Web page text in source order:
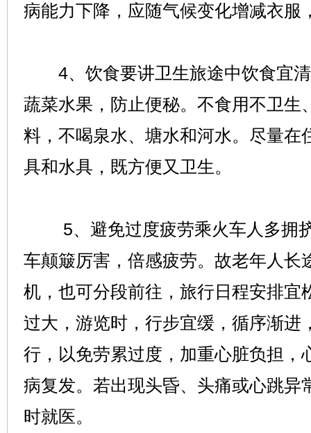
病能力下降，应随气候变化增减衣服
4、饮食要讲卫生旅途中饮食宜清
蔬菜水果，防止便秘。不食用不卫生
料，不喝泉水、塘水和河水。尽量在
具和水具，既方便又卫生。
5、避免过度疲劳乘火车人多拥
车颠簸厉害，倍感疲劳。故老年人长
机，也可分段前往，旅行日程安排宜
过大，游览时，行步宜缓，循序渐进
行，以免劳累过度，加重心脏负担，
病复发。若出现头昏、头痛或心跳异
时就医。